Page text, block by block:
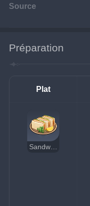
Source
Préparation
Plat
Sandwich à la viande